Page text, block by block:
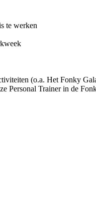
te werken
(o.a. Het Fonky
Personal Trainer in de